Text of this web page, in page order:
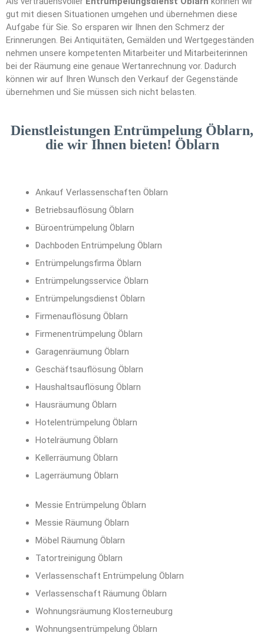
gut mit diesen Situationen umgehen und übernehmen diese
Aufgabe für Sie. So ersparen wir Ihnen den Schmerz der
Erinnerungen. Bei Antiquitäten, Gemälden und Wertgegeständen
nehmen unsere kompetenten Mitarbeiter und Mitarbeiterinnen
bei der Räumung eine genaue Wertanrechnung vor. Dadurch
können wir auf Ihren Wunsch den Verkauf der Gegenstände
übernehmen und Sie müssen sich nicht belasten.
Dienstleistungen Entrümpelung Öblarn,
die wir Ihnen bieten! Öblarn
Ankauf Verlassenschaften Öblarn
Betriebsauflösung Öblarn
Büroentrümpelung Öblarn
Dachboden Entrümpelung Öblarn
Entrümpelungsfirma Öblarn
Entrümpelungsservice Öblarn
Entrümpelungsdienst Öblarn
Firmenauflösung Öblarn
Firmenentrümpelung Öblarn
Garagenräumung Öblarn
Geschäftsauflösung Öblarn
Haushaltsauflösung Öblarn
Hausräumung Öblarn
Hotelentrümpelung Öblarn
Hotelräumung Öblarn
Kellerräumung Öblarn
Lagerräumung Öblarn
Messie Entrümpelung Öblarn
Messie Räumung Öblarn
Möbel Räumung Öblarn
Tatortreinigung Öblarn
Verlassenschaft Entrümpelung Öblarn
Verlassenschaft Räumung Öblarn
Wohnungsräumung Klosterneuburg
Wohnungsentrümpelung Öblarn